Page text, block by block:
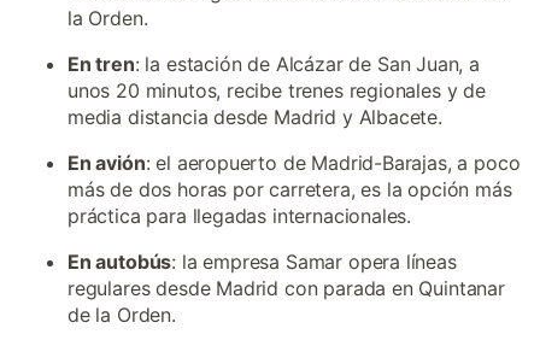
la Orden.
En tren: la estación de Alcázar de San Juan, a
unos 20 minutos, recibe trenes regionales y de
media distancia desde Madrid y Albacete.
En avión: el aeropuerto de Madrid-Barajas, a poco
más de dos horas por carretera, es la opción más
práctica para llegadas internacionales.
En autobús: la empresa Samar opera líneas
regulares desde Madrid con parada en Quintanar
de la Orden.